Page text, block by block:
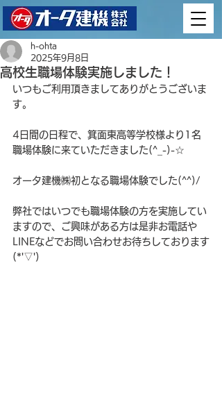
高校生職場体験実施しました！
h-ohta
2025年9月8日
いつもご利用頂きましてありがとうございま
す。
4日間の日程で、箕面東高等学校様より1名
職場体験に来ていただきました(^_-)-☆
オータ建機㈱初となる職場体験でした(^^)/
弊社ではいつでも職場体験の方を実施してい
ますので、ご興味がある方は是非お電話や
LINEなどでお問い合わせお待ちしております
(*'▽')